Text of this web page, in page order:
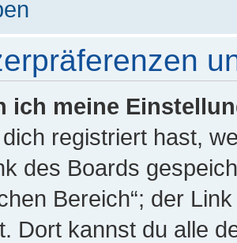
ich meine
registriert hast,
des Boards
Bereich“; der
Dort kannst du alle